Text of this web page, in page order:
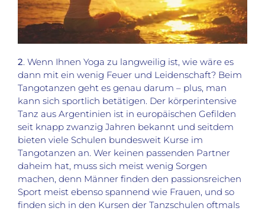
2. Wenn Ihnen Yoga zu langweilig ist, wie wäre es
dann mit ein wenig Feuer und Leidenschaft? Beim
Tangotanzen geht es genau darum – plus, man
kann sich sportlich betätigen. Der körperintensive
Tanz aus Argentinien ist in europäischen Gefilden
seit knapp zwanzig Jahren bekannt und seitdem
bieten viele Schulen bundesweit Kurse im
Tangotanzen an. Wer keinen passenden Partner
daheim hat, muss sich meist wenig Sorgen
machen, denn Männer finden den passionsreichen
Sport meist ebenso spannend wie Frauen, und so
finden sich in den Kursen der Tanzschulen oftmals